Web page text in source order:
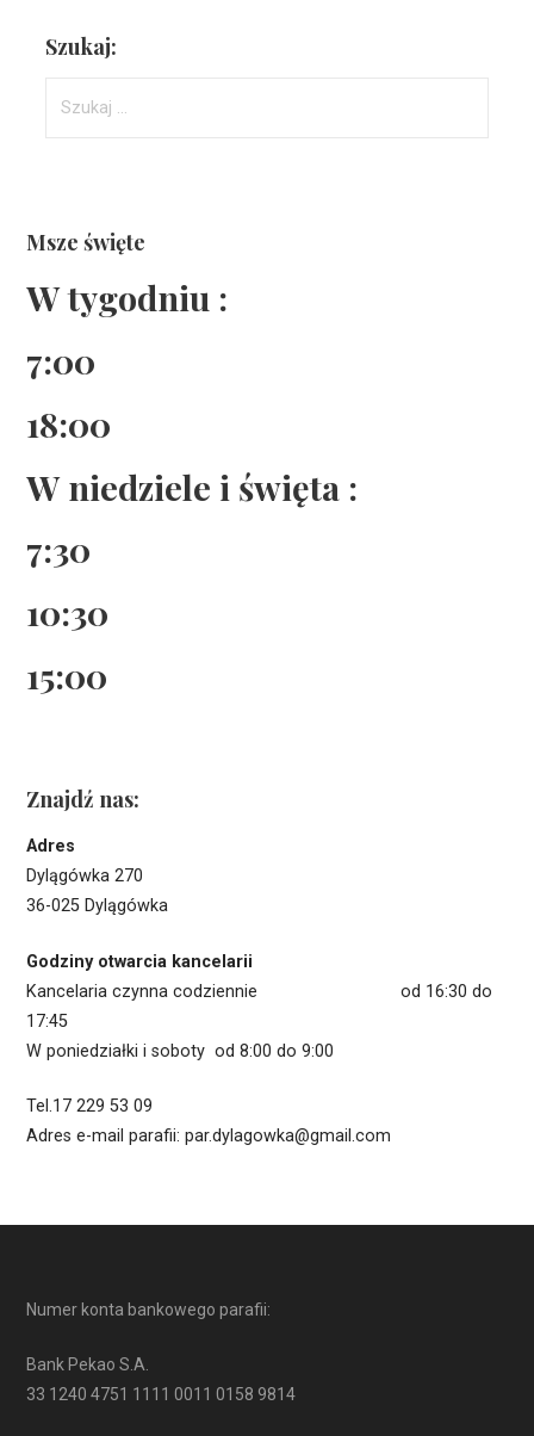
Szukaj:
Msze święte
W tygodniu :
7:00
18:00
W niedziele i święta :
7:30
10:30
15:00
Znajdź nas:
Adres
Dylągówka 270
36-025 Dylągówka
Godziny otwarcia kancelarii
Kancelaria czynna codziennie od 16:30 do
17:45
W poniedziałki i soboty od 8:00 do 9:00
Tel.17 229 53 09
Adres e-mail parafii: par.dylagowka@gmail.com
Numer konta bankowego parafii:
Bank Pekao S.A.
33 1240 4751 1111 0011 0158 9814